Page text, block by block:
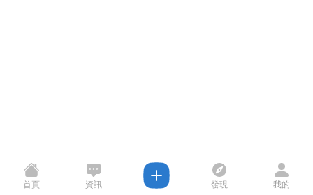
首頁 資訊 發現 我的